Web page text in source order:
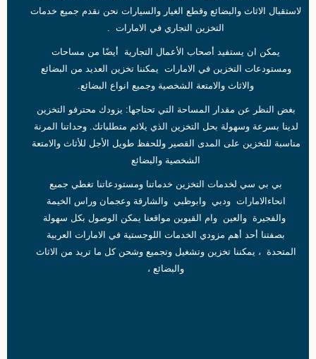
لاستقبال الاثاث والبضائع وقطع الغيار والسيارات نحن نقدم جميع خدمات
التخزين التجاري في الامارات .
يمكن ان يستفيد أصحاب الأعمال التجارية أيضًا من مساحات
ومستودعات التخزين في الامارات يمكننا تخزين العديد من البضائع
والاثاث والامتعة الشخصية وجميع انواع البضائع.
بغض النظر عن مقدار المساحة التي تحتاجها: يزودك محترفو التخزين
لدينا بسرعة وسهولة بحل التخزين الذي يلائم متطلباتك. وحداتنا المرنة
مناسبة للتخزين على المدى القصير وللحفظ طويل الأجل للأثاث والامتعة
الشخصية والبضائع
بي بي سي لخدمات التخزين خدماتنا ومستودعاتنا تغطي جميع
انحاءالامارات ودبي وابوظبي والشارقة وعجمان وراس الخيمة
والفجيرة والعين وام القيوين مواقعنا يمكن الوصول بكل سهولة
بصفتنا أحد أهم مزودي الخدمات اللوجستية في الامارات العربية
المتحدة ، يمكننا تخزين وتشغيل وتجميع وشحن كل ما تريد من الاثاث
والبضائع ،